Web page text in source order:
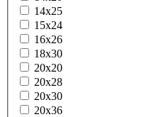
14x25
15x24
16x26
18x30
20x20
20x28
20x30
20x36